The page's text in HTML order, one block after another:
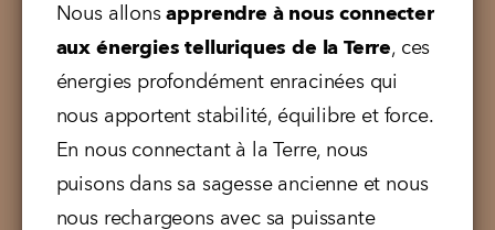
Nous allons apprendre à nous connecter
aux énergies telluriques de la Terre, ces
énergies profondément enracinées qui
nous apportent stabilité, équilibre et force.
En nous connectant à la Terre, nous
puisons dans sa sagesse ancienne et nous
nous rechargeons avec sa puissante